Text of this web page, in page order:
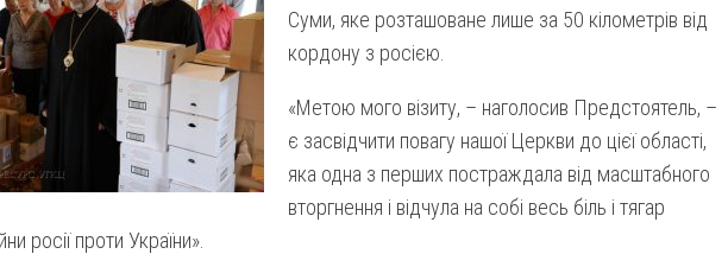
Суми, яке розташоване лише за 50 кілометрів від
кордону з росією.
«Метою мого візиту, – наголосив Предстоятель, –
є засвідчити повагу нашої Церкви до цієї області,
яка одна з перших постраждала від масштабного
вторгнення і відчула на собі весь біль і тягар
росії проти України».